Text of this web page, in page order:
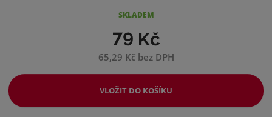
79 Kč
65,29 Kč bez DPH
SKLADEM
VLOŽIT DO KOŠÍKU